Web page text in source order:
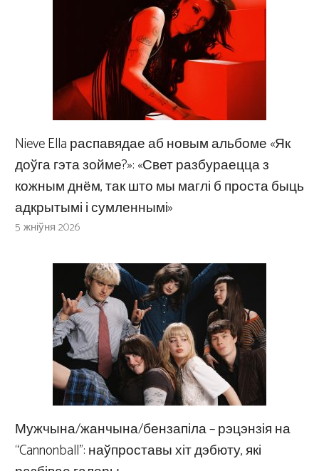
Nieve Ella распавядае аб новым альбоме «Як
доўга гэта зойме?»: «Свет разбураецца з
кожным днём, так што мы маглі б проста быць
адкрытымі і сумленнымі»
5 жніўня 2026
Мужчына/жанчына/бензапіла – рэцэнзія на
“Cannonball”: наўпроставы хіт дэбюту, які